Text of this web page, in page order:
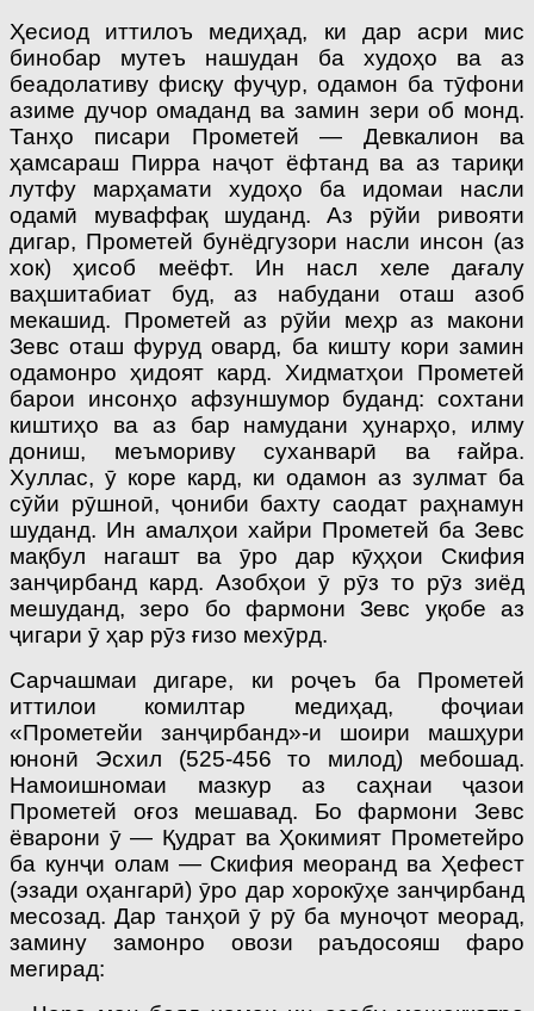
Ҳесиод иттилоъ медиҳад, ки дар асри мис
бинобар мутеъ нашудан ба худоҳо ва аз
беадолативу фисқу фуҷур, одамон ба тӯфони
азиме дучор омаданд ва замин зери об монд.
Танҳо писари Прометей — Девкалион ва
ҳамсараш Пирра наҷот ёфтанд ва аз тариқи
лутфу марҳамати худоҳо ба идомаи насли
одамӣ муваффақ шуданд. Аз рӯйи ривояти
дигар, Прометей бунёдгузори насли инсон (аз
хок) ҳисоб меёфт. Ин насл хеле дағалу
ваҳшитабиат буд, аз набудани оташ азоб
мекашид. Прометей аз рӯйи меҳр аз макони
Зевс оташ фуруд овард, ба кишту кори замин
одамонро ҳидоят кард. Хидматҳои Прометей
барои инсонҳо афзуншумор буданд: сохтани
киштиҳо ва аз бар намудани ҳунарҳо, илму
дониш, меъмориву суханварӣ ва ғайра.
Хуллас, ӯ коре кард, ки одамон аз зулмат ба
сӯйи рӯшноӣ, ҷониби бахту саодат раҳнамун
шуданд. Ин амалҳои хайри Прометей ба Зевс
мақбул нагашт ва ӯро дар кӯҳҳои Скифия
занҷирбанд кард. Азобҳои ӯ рӯз то рӯз зиёд
мешуданд, зеро бо фармони Зевс уқобе аз
ҷигари ӯ ҳар рӯз ғизо мехӯрд.
Сарчашмаи дигаре, ки роҷеъ ба Прометей
иттилои комилтар медиҳад, фо­ҷиаи
«Прометейи занҷирбанд»-и шоири маш­ҳури
юнонӣ Эсхил (525-456 то милод) мебошад.
Намоишномаи мазкур аз саҳнаи ҷазои
Прометей оғоз мешавад. Бо фармони Зевс
ёварони ӯ — Қудрат ва Ҳокимият Прометейро
ба кунҷи олам — Скифия меоранд ва Ҳефест
(эзади оҳангарӣ) ӯро дар хорокӯҳе занҷирбанд
месозад. Дар танҳоӣ ӯ рӯ ба муноҷот меорад,
замину замонро овози раъдосояш фаро
мегирад: